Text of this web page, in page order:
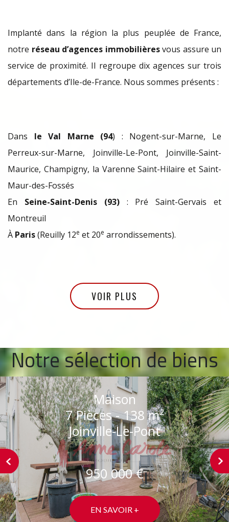
Implanté dans la région la plus peuplée de France,
notre réseau d’agences immobilièresvous assure un
service de proximité. Il regroupe dix agences sur trois
départements d’Ile-de-France. Nous sommes présents :
Dans le Val Marne (94) : Nogent-sur-Marne, Le
Perreux-sur-Marne, Joinville-Le-Pont, Joinville-Saint-
Maurice, Champigny, la Varenne Saint-Hilaire et Saint-
Maur-des-Fossés
En Seine-Saint-Denis (93): Pré Saint-Gervais et
Montreuil
À Paris(Reuilly 12e et 20e arrondissements).
VOIR PLUS
Notre sélection de biens
Appartement
3 Pièces - 63.67 m²
Saint-Maur-Des-Fossés
500 000 €
EN SAVOIR +
‹ ›